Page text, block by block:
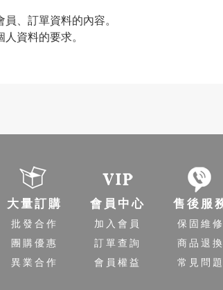
、訂單資料的內容。
資料的要求。
大量訂購
批發合作
團購優惠
異業合作
會員中心
加入會員
訂單查詢
會員權益
售後服
保固維修
商品退換
常見問題